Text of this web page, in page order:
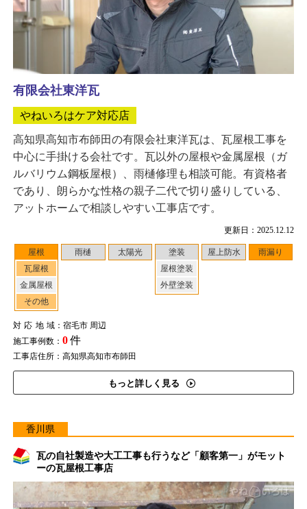
更新日：2025.12.12
屋根
瓦屋根
金属屋根
その他
雨樋 太陽光
塗装
屋根塗装
外壁塗装
屋上防水 雨漏り
対応地域：宿毛市 周辺
施工事例数： 0件
工事店住所：高知県高知市布師田
もっと詳しく見る
有限会社東洋瓦
やねいろはケア対応店
高知県高知市布師田の有限会社東洋瓦は、瓦屋根工事を
中心に手掛ける会社です。瓦以外の屋根や金属屋根（ガ
ルバリウム鋼板屋根）、雨樋修理も相談可能。有資格者
であり、朗らかな性格の親子二代で切り盛りしている、
アットホームで相談しやすい工事店です。
香川県
瓦の自社製造や大工工事も行うなど「顧客第一」がモット
ーの瓦屋根工事店